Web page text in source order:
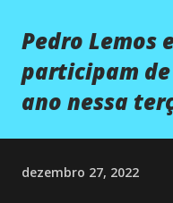
Pedro Lemos
participam
ano nessa
dezembro 27, 2022